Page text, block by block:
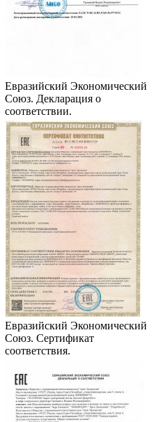
Евразийский Экономический
Союз. Декларация о
соответствии.
Евразийский Экономический
Союз. Сертификат
соответствия.